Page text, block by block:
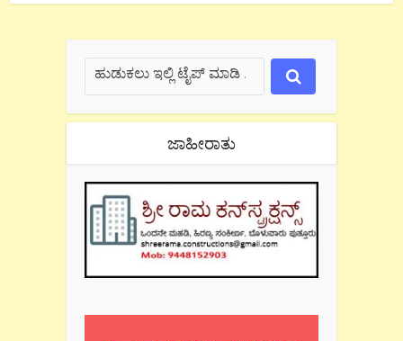
ಜಾಹೀರಾತು